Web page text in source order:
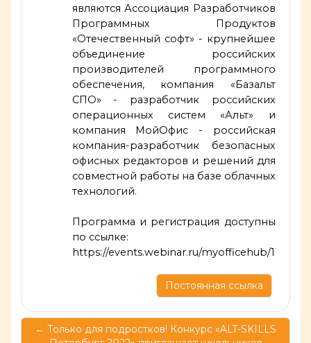
являются Ассоциация Разработчиков
Программных Продуктов
«Отечественный софт» - крупнейшее
объединение российских
производителей программного
обеспечения, компания «Базальт
СПО» - разработчик российских
операционных систем «Альт» и
компания МойОфис - российская
компания-разработчик безопасных
офисных редакторов и решений для
совместной работы на базе облачных
технологий.
Программа и регистрация доступны
по ссылке:
https://events.webinar.ru/myofficehub/
Постоянная ссылка
← Только для подростков! Конкурс «ALT-SKILLS